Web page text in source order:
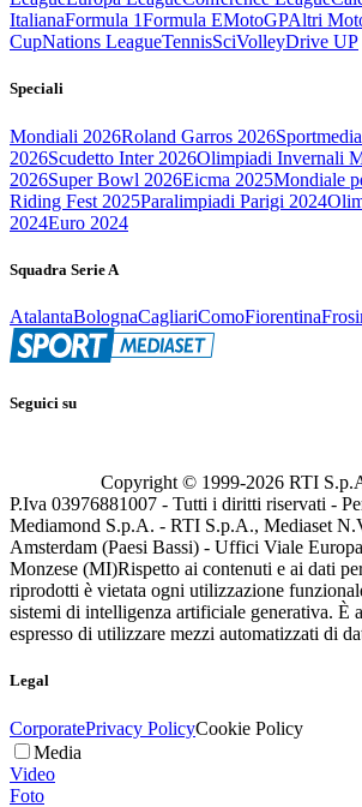
ItalianaFormula 1Formula EMotoGPAltri
CupNations LeagueTennisSciVolleyDrive UP
Speciali
Mondiali 2026Roland Garros 2026
2026Scudetto Inter 2026Olimpiadi Invernali
2026Super Bowl 2026Eicma 2025Mondiale
Riding Fest 2025Paralimpiadi Parigi 2024
2024Euro 2024
Squadra Serie A
AtalantaBolognaCagliariComoFiorentina
Seguici su
Copyright © 1999-2026 RTI
P.Iva 03976881007 - Tutti i diritti riservati -
Mediamond S.p.A. - RTI S.p.A., Mediaset
Amsterdam (Paesi Bassi) - Uffici Viale
Monzese (MI)Rispetto ai contenuti e ai dati
riprodotti è vietata ogni utilizzazione
sistemi di intelligenza artificiale generativa. È
espresso di utilizzare mezzi automatizzati di
Legal
CorporatePrivacy PolicyCookie Policy
Media
Video
Foto